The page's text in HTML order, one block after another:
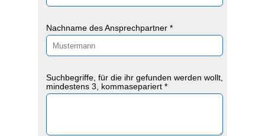
Nachname des Ansprechpartner *
Suchbegriffe, für die ihr gefunden werden wollt,
mindestens 3, kommasepariert *